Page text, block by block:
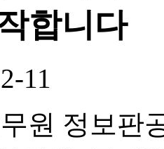
합니다
11
원 정보판